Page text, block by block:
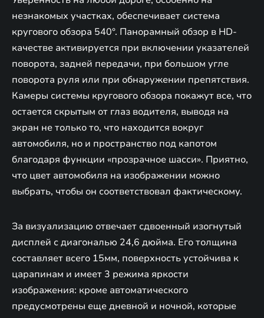
незнакомых участках, обеспечивает система
кругового обзора 540°. Панорамный обзор в HD-
качестве активируется при включении указателей
поворота, задней передачи, при большом угле
поворота руля или при обнаружении препятствия.
Камеры системы кругового обзора покажут все, что
остается скрытым от глаз водителя, выводя на
экран не только то, что находится вокруг
автомобиля, но и пространство под капотом
благодаря функции «прозрачное шасси». Приятно,
что цвет автомобиля на изображении можно
выбрать, чтобы он соответствовал фактическому.
За визуализацию отвечает сдвоенный изогнутый
дисплей с диагональю 24,6 дюйма. Его толщина
составляет всего 15мм, поверхность устойчива к
царапинам и имеет 3 режима яркости
изображения: кроме автоматического
предусмотрены еще дневной и ночной, которые